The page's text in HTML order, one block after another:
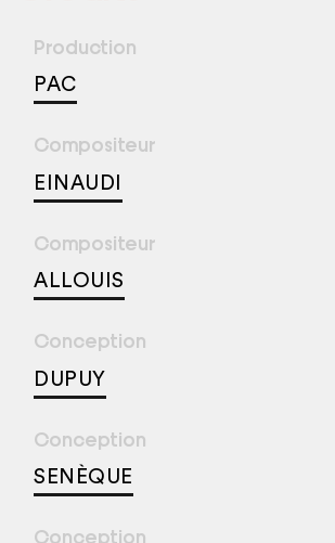
Production
PAC
Compositeur
EINAUDI
Compositeur
ALLOUIS
Conception
DUPUY
Conception
SENÈQUE
Conception